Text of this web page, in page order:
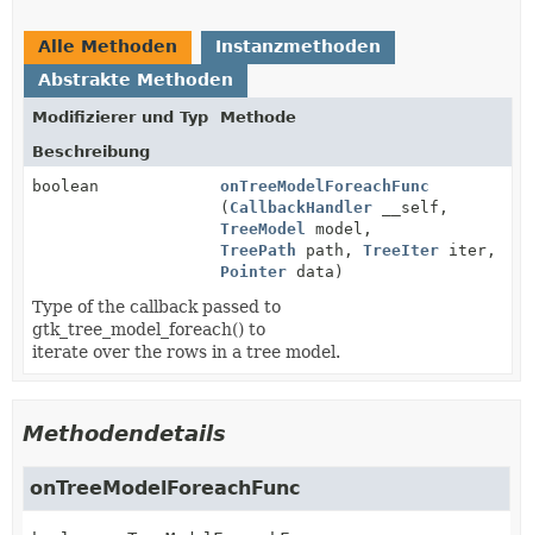
Alle Methoden
Instanzmethoden
Abstrakte Methoden
Modifizierer und Typ
Methode
Beschreibung
boolean
onTreeModelForeachFunc
( CallbackHandler __self,
TreeModel
model,
TreePath path, TreeIter iter,
Pointer data)
Type of the callback passed to
gtk_tree_model_foreach() to
iterate over the rows in a tree model.
Methodendetails
onTreeModelForeachFunc